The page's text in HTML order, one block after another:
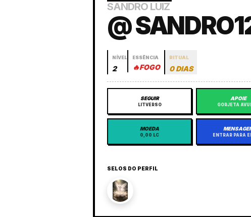
SANDRO LUIZ
@
NÍVEL
2
ESSÊNCIA
🔥FOGO
RITUAL
0 DIAS
SEGUIR
LITVERSO
APOIE
GORJETA
MOEDA
0,00 LC ENTRAR PARA
SELOS DO PERFIL